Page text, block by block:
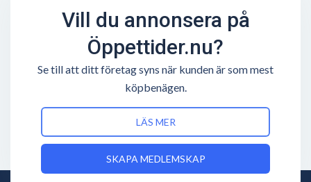
Vill du annonsera på
Öppettider.nu?
Se till att ditt företag syns när kunden är som mest
köpbenägen.
LÄS MER
SKAPA MEDLEMSKAP